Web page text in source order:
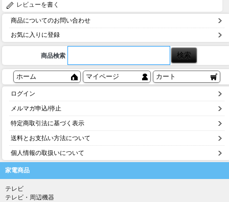
レビューを書く
商品についてのお問い合わせ
お気に入りに登録
商品検索
ホーム マイページ カート
ログイン
メルマガ申込/停止
特定商取引法に基づく表示
送料とお支払い方法について
個人情報の取扱いについて
家電商品
テレビ
テレビ・周辺機器